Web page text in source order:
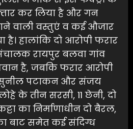
कर लिया है और गन
वाली वस्तुएं व कई औजार
है। हालांकि दो आरोपी फरार
रायपुर बलवा गांव
है, जबकि फरार आरोपी
सुनील पटाकन और संजय
के तीन सरसी, 11 छेनी, दो
का निर्माणाधीन दो बैरल,
बाट समेत कई संदिग्ध